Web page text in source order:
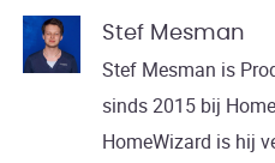
Stef Mesman
Stef Mesman is
sinds 2015 bij
HomeWizard is hij